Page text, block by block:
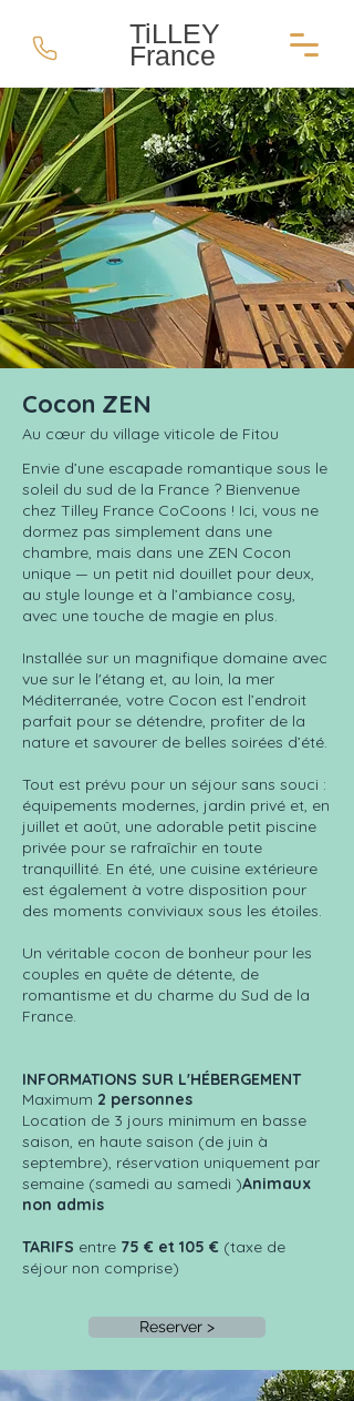
TiLLEY
France
Cocon ZEN
Au cœur du village viticole de Fitou
Envie d’une escapade romantique sous le
soleil du sud de la France ? Bienvenue
chez Tilley France CoCoons ! Ici, vous ne
dormez pas simplement dans une
chambre, mais dans une ZEN Cocon
unique — un petit nid douillet pour deux,
au style lounge et à l’ambiance cosy,
avec une touche de magie en plus.
Installée sur un magnifique domaine avec
vue sur le l'étang et, au loin, la mer
Méditerranée, votre Cocon est l’endroit
parfait pour se détendre, profiter de la
nature et savourer de belles soirées d’été.
Tout est prévu pour un séjour sans souci :
équipements modernes, jardin privé et, en
juillet et août, une adorable petit piscine
privée pour se rafraîchir en toute
tranquillité. En été, une cuisine extérieure
est également à votre disposition pour
des moments conviviaux sous les étoiles.
Un véritable cocon de bonheur pour les
couples en quête de détente, de
romantisme et du charme du Sud de la
France.
INFORMATIONS SUR L'HÉBERGEMENT
Maximum 2 personnes
Location de 3 jours minimum en basse
saison, en haute saison (de juin à
septembre), réservation uniquement par
semaine (samedi au samedi )Animaux
non admis
TARIFS entre 75 € et 105 € (taxe de
séjour non comprise)
Reserver >